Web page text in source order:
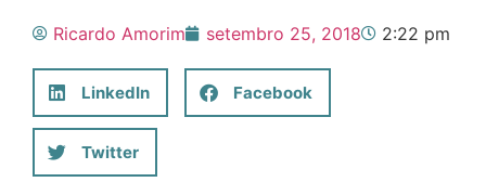
Ricardo Amorim setembro 25, 2018 2:22 pm
LinkedIn Facebook
Twitter